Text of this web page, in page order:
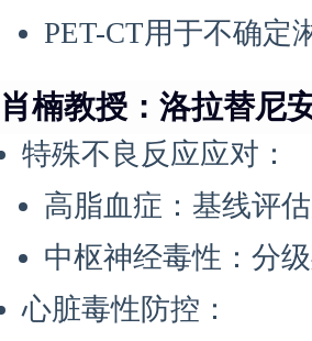
PET-CT用于不确定
肖楠教授：洛拉替尼
特殊不良反应应对：
高脂血症：基线评
中枢神经毒性：分
心脏毒性防控：